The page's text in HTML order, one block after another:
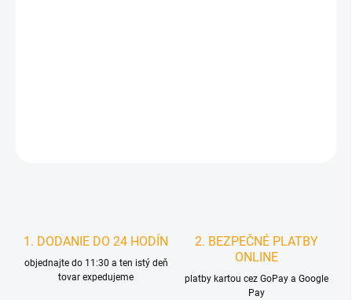
1. DODANIE DO 24 HODÍN
objednajte do 11:30 a ten istý deň
tovar expedujeme
2. BEZPEČNÉ PLATBY
ONLINE
platby kartou cez GoPay a Google
Pay